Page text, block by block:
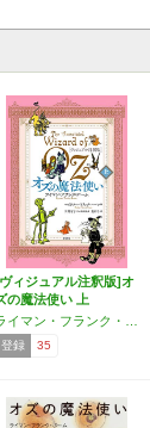
ィジュアル注釈版]オ
の魔法使い 上
登録 35